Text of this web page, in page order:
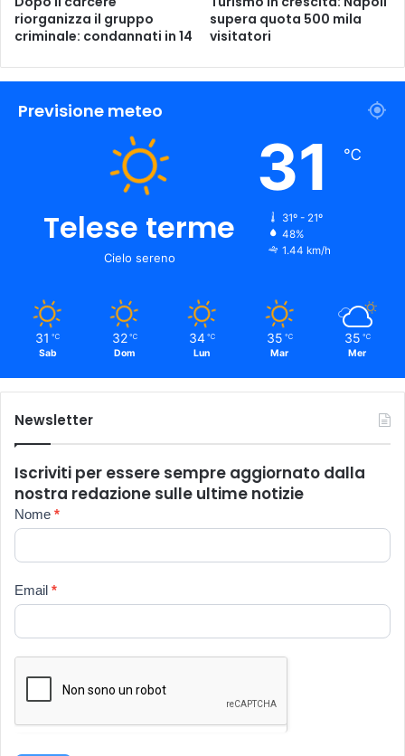
riorganizza il gruppo
criminale: condannati in 14
supera quota 500 mila
visitatori
Previsione meteo
Telese terme
Cielo sereno
31 ℃
31º - 21º
48%
1.44 km/h
31 ℃
Sab
32 ℃
Dom
34 ℃
Lun
35 ℃
Mar
35 ℃
Mer
Newsletter
Iscriviti per essere sempre aggiornato dalla
nostra redazione sulle ultime notizie
Newsletter
Nome *
Email *